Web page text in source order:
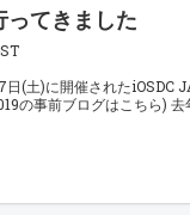
ってきました
(土)に開催されたiOSDC
の事前ブログはこちら)